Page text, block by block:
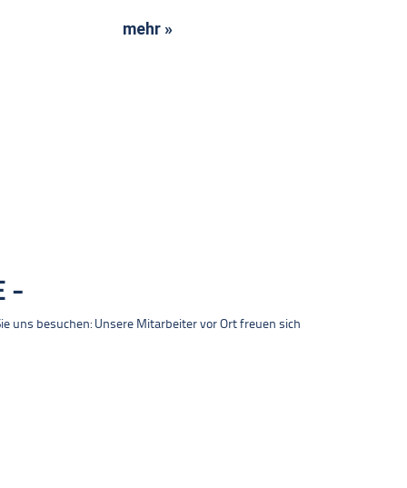
mehr »
uns besuchen: Unsere Mitarbeiter vor Ort freuen sich